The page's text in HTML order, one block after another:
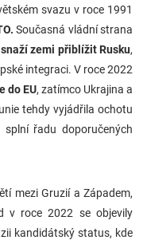
svazu v roce 1991
Současná vládní strana
zemi přiblížit Rusku,
integraci. V roce 2022
do EU, zatímco Ukrajina a
tehdy vyjádřila ochotu
řadu doporučených
mezi Gruzií a Západem,
v roce 2022 se objevily
kandidátský status, kde